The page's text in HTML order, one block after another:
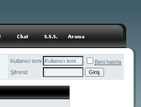
Kullanıcı ismi
Beni hatırla
Şifreniz